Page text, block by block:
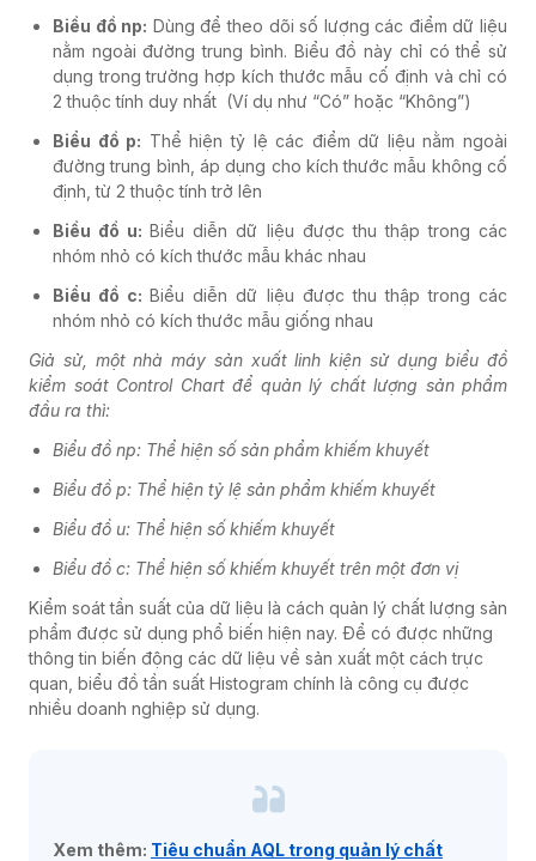
Biều đồ np: Dùng để theo dõi số lượng các điểm dữ liệu
nằm ngoài đường trung bình. Biểu đồ này chỉ có thể sử
dụng trong trường hợp kích thước mẫu cố định và chỉ có
2 thuộc tính duy nhất (Ví dụ như “Có” hoặc “Không”)
Biểu đồ p: Thể hiện tỷ lệ các điểm dữ liệu nằm ngoài
đường trung bình, áp dụng cho kích thước mẫu không cố
định, từ 2 thuộc tính trở lên
Biều đồ u:Biểu diễn dữ liệu được thu thập trong các
nhóm nhỏ có kích thước mẫu khác nhau
Biểu đồ c:Biểu diễn dữ liệu được thu thập trong các
nhóm nhỏ có kích thước mẫu giống nhau
Giả sử, một nhà máy sản xuất linh kiện sử dụng biểu đồ
kiểm soát Control Chart để quản lý chất lượng sản phẩm
đầu ra thì:
Biểu đồ np: Thể hiện số sản phẩm khiếm khuyết
Biểu đồ p: Thể hiện tỷ lệ sản phẩm khiếm khuyết
Biểu đồ u: Thể hiện số khiếm khuyết
Biểu đồ c: Thể hiện số khiếm khuyết trên một đơn vị
Kiểm soát tần suất của dữ liệu là cách quản lý chất lượng sản
phẩm được sử dụng phổ biến hiện nay. Để có được những
thông tin biến động các dữ liệu về sản xuất một cách trực
quan, biểu đồ tần suất Histogram chính là công cụ được
nhiều doanh nghiệp sử dụng.
Xem thêm: Tiêu chuẩn AQL trong quản lý chất